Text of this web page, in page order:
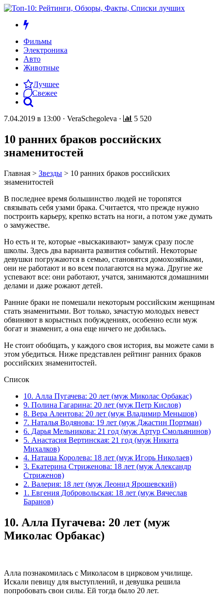
Фильмы
Электроника
Авто
Животные
Лучшее
Свежее
7.04.2019 в 13:00 · VeraSchegoleva · 5 520
10 ранних браков российских
знаменитостей
Главная > Звезды > 10 ранних браков российских
знаменитостей
В последнее время большинство людей не торопятся
связывать себя узами брака. Считается, что прежде нужно
построить карьеру, крепко встать на ноги, а потом уже думать
о замужестве.
Но есть и те, которые «выскакивают» замуж сразу после
школы. Здесь два варианта развития событий. Некоторые
девушки погружаются в семью, становятся домохозяйками,
они не работают и во всем полагаются на мужа. Другие же
успевают все: они работают, учатся, занимаются домашними
делами и даже рожают детей.
Ранние браки не помешали некоторым российским женщинам
стать знаменитыми. Вот только, зачастую молодых невест
обвиняют в корыстных побуждениях, особенно если муж
богат и знаменит, а она еще ничего не добилась.
Не стоит обобщать, у каждого своя история, вы можете сами в
этом убедиться. Ниже представлен рейтинг ранних браков
российских знаменитостей.
Список
10. Алла Пугачева: 20 лет (муж Миколас Орбакас)
9. Полина Гагарина: 20 лет (муж Петр Кислов)
8. Вера Алентова: 20 лет (муж Владимир Меньшов)
7. Наталья Водянова: 19 лет (муж Джастин Портман)
6. Дарья Мельникова: 21 год (муж Артур Смольянинов)
5. Анастасия Вертинская: 21 год (муж Никита
Михалков)
4. Наташа Королева: 18 лет (муж Игорь Николаев)
3. Екатерина Стриженова: 18 лет (муж Александр
Стриженов)
2. Валерия: 18 лет (муж Леонид Ярошевский)
1. Евгения Добровольская: 18 лет (муж Вячеслав
Баранов)
10. Алла Пугачева: 20 лет (муж
Миколас Орбакас)
Алла познакомилась с Миколасом в цирковом училище.
Искали певицу для выступлений, и девушка решила
попробовать свои силы. Ей тогда было 20 лет.